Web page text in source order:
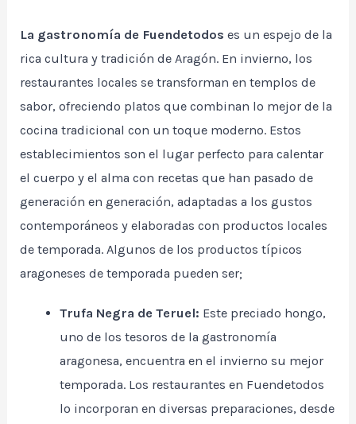
La gastronomía de Fuendetodoses un espejo de la
rica cultura y tradición de Aragón. En invierno, los
restaurantes locales se transforman en templos de
sabor, ofreciendo platos que combinan lo mejor de la
cocina tradicional con un toque moderno. Estos
establecimientos son el lugar perfecto para calentar
el cuerpo y el alma con recetas que han pasado de
generación en generación, adaptadas a los gustos
contemporáneos y elaboradas con productos locales
de temporada. Algunos de los productos típicos
aragoneses de temporada pueden ser;
Trufa Negra de Teruel: Este preciado hongo,
uno de los tesoros de la gastronomía
aragonesa, encuentra en el invierno su mejor
temporada. Los restaurantes en Fuendetodos
lo incorporan en diversas preparaciones, desde